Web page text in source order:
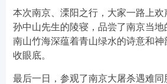
本次南京、溧阳之行，大家一路上
孙中山先生的陵寝，品尝了南京当地
南山竹海深蕴着青山绿水的诗意和
收眼底。
最后一日，参观了南京大屠杀遇难